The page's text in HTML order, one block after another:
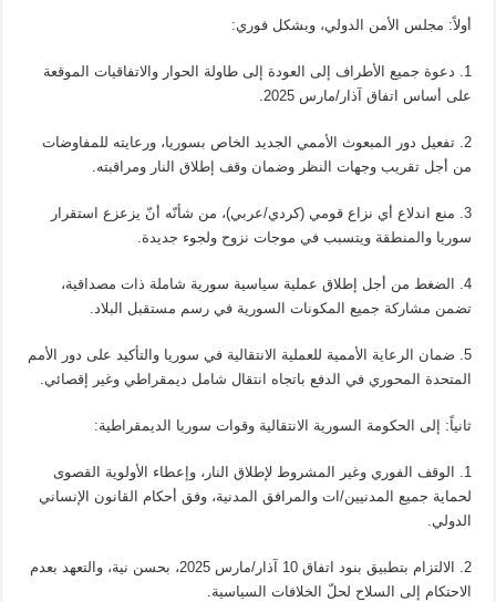
أولاً: مجلس الأمن الدولي، وبشكل فوري:
1. دعوة جميع الأطراف إلى العودة إلى طاولة الحوار والاتفاقيات الموقعة
على أساس اتفاق آذار/مارس 2025.
2. تفعيل دور المبعوث الأممي الجديد الخاص بسوريا، ورعايته للمفاوضات
من أجل تقريب وجهات النظر وضمان وقف إطلاق النار ومراقبته.
3. منع اندلاع أي نزاع قومي (كردي/عربي)، من شأنّه أنّ يزعزع استقرار
سوريا والمنطقة ويتسبب في موجات نزوح ولجوء جديدة.
4. الضغط من أجل إطلاق عملية سياسية سورية شاملة ذات مصداقية،
تضمن مشاركة جميع المكونات السورية في رسم مستقبل البلاد.
5. ضمان الرعاية الأممية للعملية الانتقالية في سوريا والتأكيد على دور الأمم
المتحدة المحوري في الدفع باتجاه انتقال شامل ديمقراطي وغير إقصائي.
ثانياً: إلى الحكومة السورية الانتقالية وقوات سوريا الديمقراطية:
1. الوقف الفوري وغير المشروط لإطلاق النار، وإعطاء الأولوية القصوى
لحماية جميع المدنيين/ات والمرافق المدنية، وفق أحكام القانون الإنساني
الدولي.
2. الالتزام بتطبيق بنود اتفاق 10 آذار/مارس 2025، بحسن نية، والتعهد بعدم
الاحتكام إلى السلاح لحلّ الخلافات السياسية.